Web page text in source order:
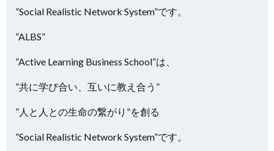
”Social Realistic Network System”です。
”ALBS”
”Active Learning Business School”は、
”共に学び合い、互いに教え合う”
”人と人との生命の繋がり”を創る
”Social Realistic Network System”です。